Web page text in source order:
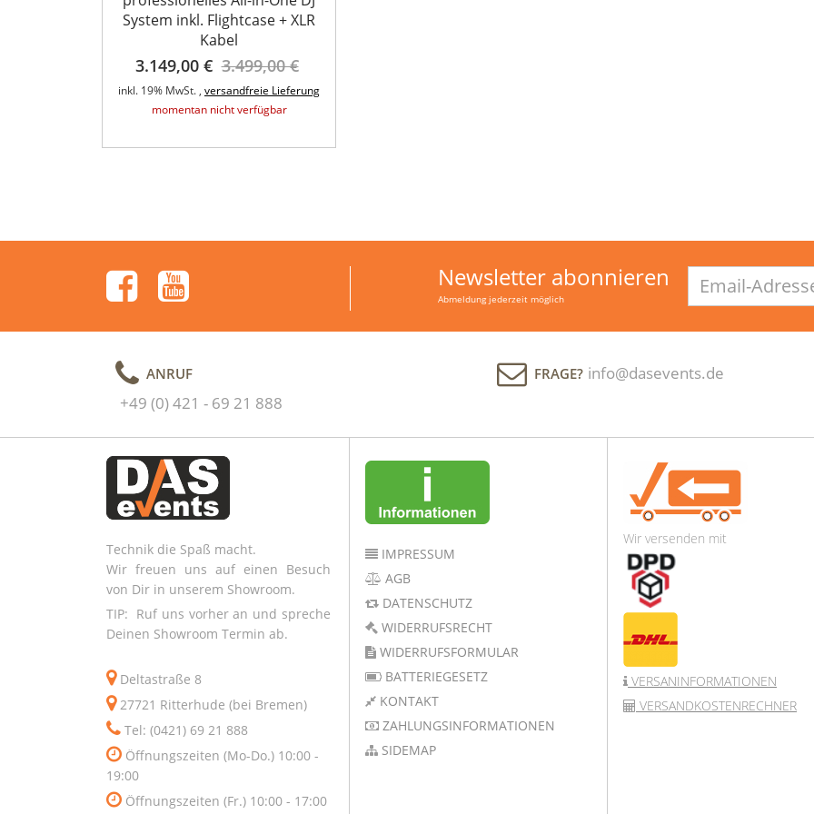
System inkl. Flightcase + XLR
Kabel
3.149,00 € 3.499,00 €
inkl. 19% MwSt. , versandfreie Lieferung
momentan nicht verfügbar
Newsletter abonnieren
Abmeldung jederzeit möglich
Adresse
ANRUF
+49 (0) 421 - 69 21 888
FRAGE? info@dasevents.de
Technik die Spaß macht.
Wir freuen uns auf einen Besuch
von Dir in unserem Showroom.
TIP: Ruf uns vorher an und spreche
Deinen Showroom Termin ab.
Deltastraße 8
27721 Ritterhude (bei Bremen)
Tel: (0421) 69 21 888
Öffnungszeiten (Mo-Do.) 10:00 -
19:00
Öffnungszeiten (Fr.) 10:00 - 17:00
IMPRESSUM
AGB
DATENSCHUTZ
WIDERRUFSRECHT
WIDERRUFSFORMULAR
BATTERIEGESETZ
KONTAKT
ZAHLUNGSINFORMATIONEN
SIDEMAP
Wir versenden mit
VERSANINFORMATIONEN
VERSANDKOSTENRECHNER